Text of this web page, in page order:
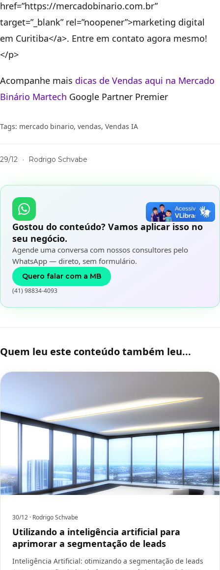
href=”https://mercadobinario.com.br”
target=”_blank” rel=”noopener”>marketing digital
em Curitiba</a>. Entre em contato agora mesmo!
</p>
Acompanhe mais dicas de Vendas aqui na Mercado
Binário Martech Google Partner Premier
Tags: mercado binario, vendas, Vendas IA
29/12 · Rodrigo Schvabe
Gostou do conteúdo? Vamos aplicar isso no
seu negócio.
Agende uma conversa com nossos consultores pelo
WhatsApp — direto, sem formulário.
Quero falar com a MB
(41) 98834-4093
Quem leu este conteúdo também leu...
30/12 · Rodrigo Schvabe
Utilizando a inteligência artificial para
aprimorar a segmentação de leads
Inteligência Artificial: otimizando a segmentação de leads